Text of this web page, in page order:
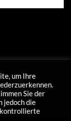
um Ihre
Sie der
jedoch die
kontrollierte